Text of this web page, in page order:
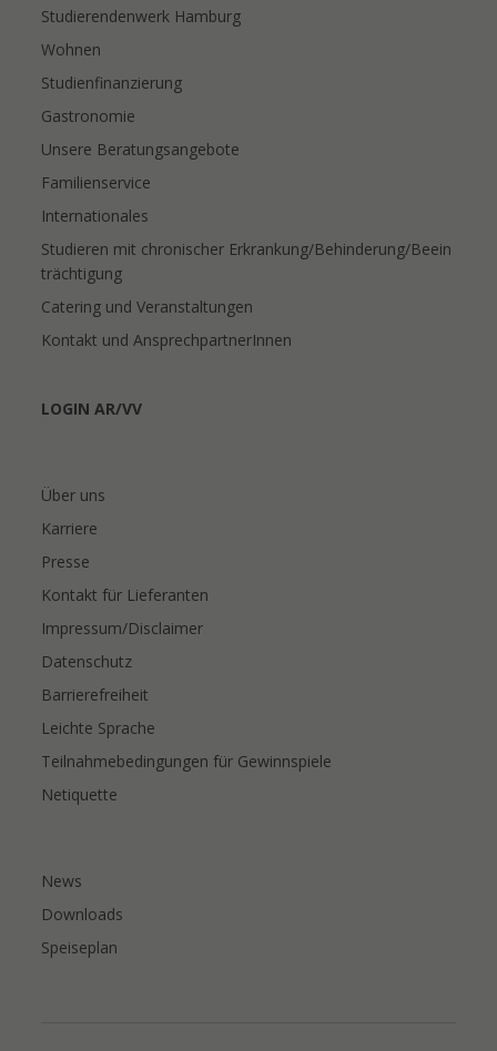
Studierendenwerk Hamburg
Wohnen
Studienfinanzierung
Gastronomie
Unsere Beratungsangebote
Familienservice
Internationales
Studieren mit chronischer Erkrankung/Behinderung/Beein
trächtigung
Catering und Veranstaltungen
Kontakt und AnsprechpartnerInnen
LOGIN AR/VV
Über uns
Karriere
Presse
Kontakt für Lieferanten
Impressum/Disclaimer
Datenschutz
Barrierefreiheit
Leichte Sprache
Teilnahmebedingungen für Gewinnspiele
Netiquette
News
Downloads
Speiseplan